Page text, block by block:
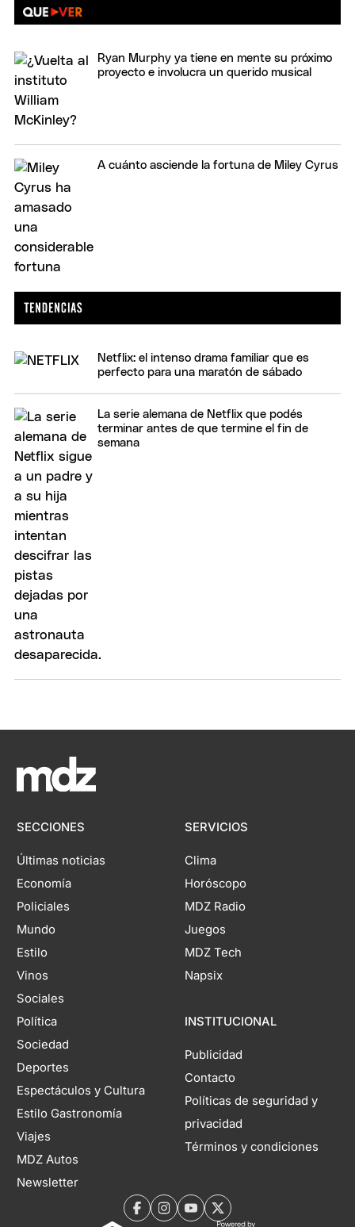
Ryan Murphy ya tiene en mente su próximo
proyecto e involucra un querido musical
A cuánto asciende la fortuna de Miley Cyrus
Netflix: el intenso drama familiar que es
perfecto para una maratón de sábado
La serie alemana de Netflix que podés
terminar antes de que termine el fin de
semana
SECCIONES
Últimas noticias
Economía
Policiales
Mundo
Estilo
Vinos
Sociales
Política
Sociedad
Deportes
Espectáculos y Cultura
Estilo Gastronomía
Viajes
MDZ Autos
Newsletter
SERVICIOS
Clima
Horóscopo
MDZ Radio
Juegos
MDZ Tech
Napsix
INSTITUCIONAL
Publicidad
Contacto
Políticas de seguridad y
privacidad
Términos y condiciones